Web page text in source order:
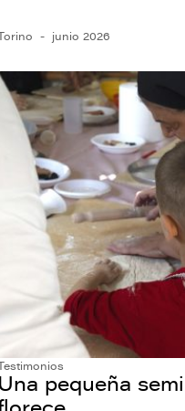
junio 2026
pequeña